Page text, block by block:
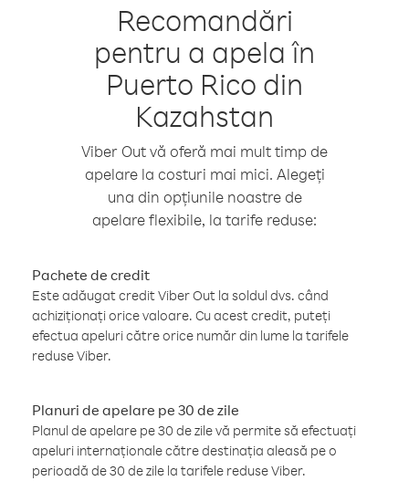
Recomandări
pentru a apela în
Puerto Rico din
Kazahstan
Viber Out vă oferă mai mult timp de
apelare la costuri mai mici. Alegeți
una din opțiunile noastre de
apelare flexibile, la tarife reduse:
Pachete de credit
Este adăugat credit Viber Out la soldul dvs. când
achiziționați orice valoare. Cu acest credit, puteți
efectua apeluri către orice număr din lume la tarifele
reduse Viber.
Planuri de apelare pe 30 de zile
Planul de apelare pe 30 de zile vă permite să efectuați
apeluri internaționale către destinația aleasă pe o
perioadă de 30 de zile la tarifele reduse Viber.